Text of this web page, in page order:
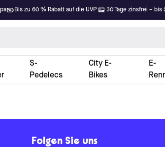
Bis zu 60 % Rabatt auf die UVP 30 Tage zinsfrei – bis
S-
Pedelecs
City E-
Bikes
E-
Folgen Sie uns